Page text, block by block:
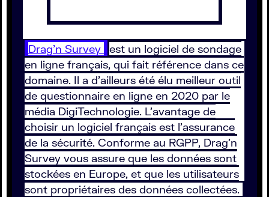
Drag’n Survey
est un logiciel de sondage
en ligne français, qui fait référence dans ce
domaine. Il a d’ailleurs été élu meilleur outil
de questionnaire en ligne en 2020 par le
média DigiTechnologie. L’avantage de
choisir un logiciel français est l’assurance
de la sécurité. Conforme au RGPP, Drag’n
Survey vous assure que les données sont
stockées en Europe, et que les utilisateurs
sont propriétaires des données collectées.